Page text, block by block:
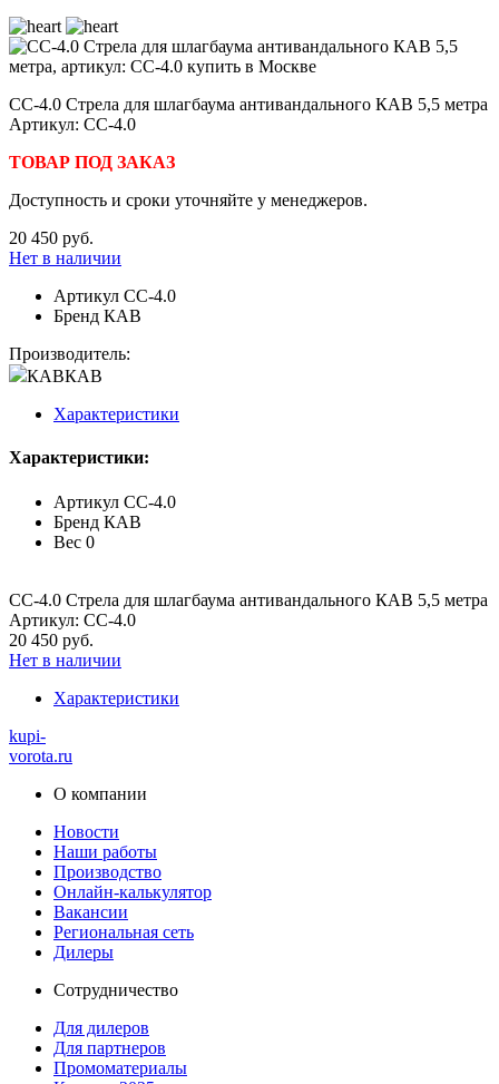
СС-4.0 Стрела для шлагбаума антивандального КАВ 5,5 метра
Артикул: СС-4.0
ТОВАР ПОД ЗАКАЗ
Доступность и сроки уточняйте у менеджеров.
20 450 руб.
Нет в наличии
Артикул СС-4.0
Бренд КАВ
Производитель:
КАВКАВ
Характеристики
Характеристики:
Артикул СС-4.0
Бренд КАВ
Вес 0
СС-4.0 Стрела для шлагбаума антивандального КАВ 5,5 метра
Артикул: СС-4.0
20 450 руб.
Нет в наличии
Характеристики
kupi-
vorota.ru
О компании
Новости
Наши работы
Производство
Онлайн-калькулятор
Вакансии
Региональная сеть
Дилеры
Сотрудничество
Для дилеров
Для партнеров
Промоматериалы